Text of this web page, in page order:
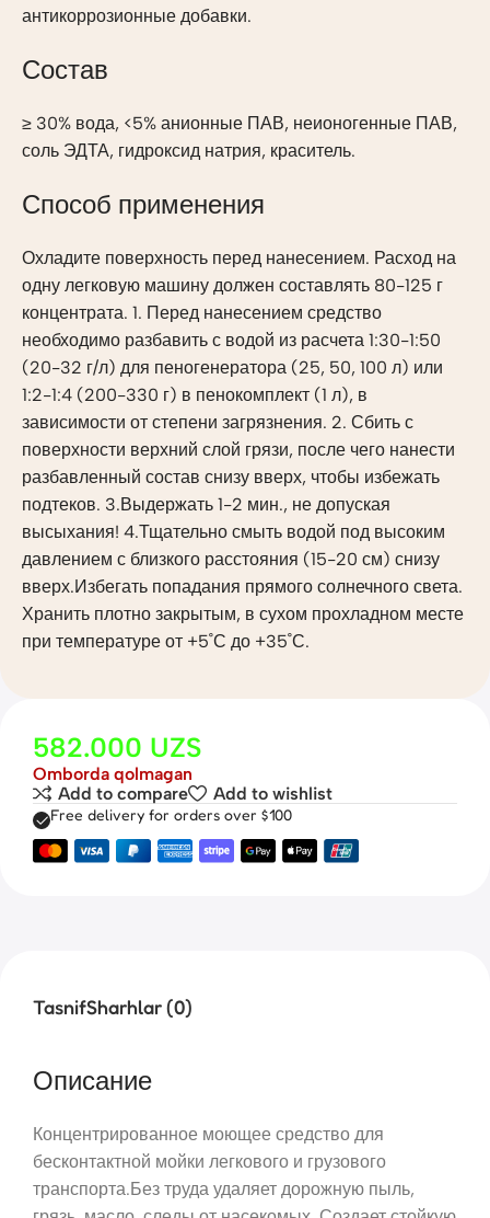
антикоррозионные добавки.
Состав
≥ 30% вода, <5% анионные ПАВ, неионогенные ПАВ,
соль ЭДТА, гидроксид натрия, краситель.
Способ применения
Охладите поверхность перед нанесением. Расход на
одну легковую машину должен составлять 80-125 г
концентрата. 1. Перед нанесением средство
необходимо разбавить с водой из расчета 1:30-1:50
(20-32 г/л) для пеногенератора (25, 50, 100 л) или
1:2-1:4 (200-330 г) в пенокомплект (1 л), в
зависимости от степени загрязнения. 2. Сбить с
поверхности верхний слой грязи, после чего нанести
разбавленный состав снизу вверх, чтобы избежать
подтеков. 3.Выдержать 1-2 мин., не допуская
высыхания! 4.Тщательно смыть водой под высоким
давлением с близкого расстояния (15-20 см) снизу
вверх.Избегать попадания прямого солнечного света.
Хранить плотно закрытым, в сухом прохладном месте
при температуре от +5˚С до +35˚С.
582.000 UZS
Omborda qolmagan
Add to compare
Add to wishlist
Free delivery for orders over $100
TasnifSharhlar (0)
Описание
Концентрированное моющее средство для
бесконтактной мойки легкового и грузового
транспорта.Без труда удаляет дорожную пыль,